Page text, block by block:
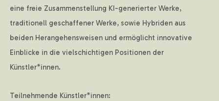
eine freie Zusammenstellung KI-generierter Werke,
traditionell geschaffener Werke, sowie Hybriden aus
beiden Herangehensweisen und ermöglicht innovative
Einblicke in die vielschichtigen Positionen der
Künstler*innen.
Teilnehmende Künstler*innen: